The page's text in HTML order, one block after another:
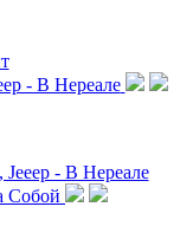
- В Нереале